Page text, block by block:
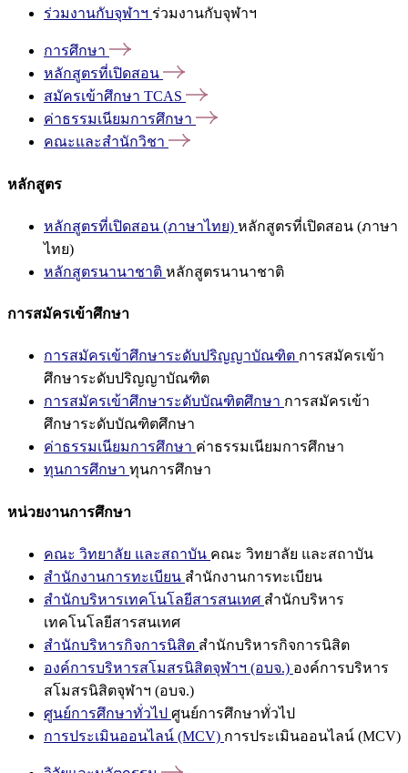
ร่วมงานกับจุฬาฯ ร่วมงานกับจุฬาฯ
การศึกษา
หลักสูตรที่เปิดสอน
สมัครเข้าศึกษา TCAS
ค่าธรรมเนียมการศึกษา
คณะและสำนักวิชา
หลักสูตร
หลักสูตรที่เปิดสอน (ภาษาไทย) หลักสูตรที่เปิดสอน (ภาษา
ไทย)
หลักสูตรนานาชาติ หลักสูตรนานาชาติ
การสมัครเข้าศึกษา
การสมัครเข้าศึกษาระดับปริญญาบัณฑิต การสมัครเข้า
ศึกษาระดับปริญญาบัณฑิต
การสมัครเข้าศึกษาระดับบัณฑิตศึกษา การสมัครเข้า
ศึกษาระดับบัณฑิตศึกษา
ค่าธรรมเนียมการศึกษา ค่าธรรมเนียมการศึกษา
ทุนการศึกษา ทุนการศึกษา
หน่วยงานการศึกษา
คณะ วิทยาลัย และสถาบัน คณะ วิทยาลัย และสถาบัน
สำนักงานการทะเบียน สำนักงานการทะเบียน
สำนักบริหารเทคโนโลยีสารสนเทศ สำนักบริหาร
เทคโนโลยีสารสนเทศ
สำนักบริหารกิจการนิสิต สำนักบริหารกิจการนิสิต
องค์การบริหารสโมสรนิสิตจุฬาฯ (อบจ.) องค์การบริหาร
สโมสรนิสิตจุฬาฯ (อบจ.)
ศูนย์การศึกษาทั่วไป ศูนย์การศึกษาทั่วไป
การประเมินออนไลน์ (MCV) การประเมินออนไลน์ (MCV)